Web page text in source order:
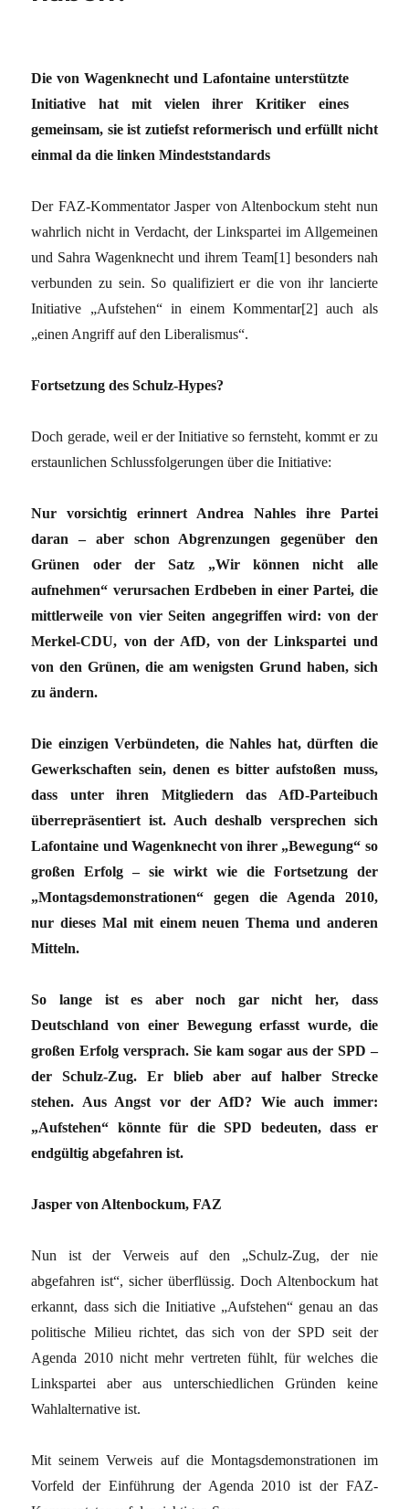
Die von Wagenknecht und Lafontaine unterstützte
Initiative hat mit vielen ihrer Kritiker eines
gemeinsam, sie ist zutiefst reformerisch und erfüllt nicht
einmal da die linken Mindeststandards
Der FAZ-Kommentator Jasper von Altenbockum steht nun
wahrlich nicht in Verdacht, der Linkspartei im Allgemeinen
und Sahra Wagenknecht und ihrem Team[1] besonders nah
verbunden zu sein. So qualifiziert er die von ihr lancierte
Initiative „Aufstehen“ in einem Kommentar[2] auch als
„einen Angriff auf den Liberalismus“.
Fortsetzung des Schulz-Hypes?
Doch gerade, weil er der Initiative so fernsteht, kommt er zu
erstaunlichen Schlussfolgerungen über die Initiative:
Nur vorsichtig erinnert Andrea Nahles ihre Partei
daran – aber schon Abgrenzungen gegenüber den
Grünen oder der Satz „Wir können nicht alle
aufnehmen“ verursachen Erdbeben in einer Partei, die
mittlerweile von vier Seiten angegriffen wird: von der
Merkel-CDU, von der AfD, von der Linkspartei und
von den Grünen, die am wenigsten Grund haben, sich
zu ändern.
Die einzigen Verbündeten, die Nahles hat, dürften die
Gewerkschaften sein, denen es bitter aufstoßen muss,
dass unter ihren Mitgliedern das AfD-Parteibuch
überrepräsentiert ist. Auch deshalb versprechen sich
Lafontaine und Wagenknecht von ihrer „Bewegung“ so
großen Erfolg – sie wirkt wie die Fortsetzung der
„Montagsdemonstrationen“ gegen die Agenda 2010,
nur dieses Mal mit einem neuen Thema und anderen
Mitteln.
So lange ist es aber noch gar nicht her, dass
Deutschland von einer Bewegung erfasst wurde, die
großen Erfolg versprach. Sie kam sogar aus der SPD –
der Schulz-Zug. Er blieb aber auf halber Strecke
stehen. Aus Angst vor der AfD? Wie auch immer:
„Aufstehen“ könnte für die SPD bedeuten, dass er
endgültig abgefahren ist.
Jasper von Altenbockum, FAZ
Nun ist der Verweis auf den „Schulz-Zug, der nie
abgefahren ist“, sicher überflüssig. Doch Altenbockum hat
erkannt, dass sich die Initiative „Aufstehen“ genau an das
politische Milieu richtet, das sich von der SPD seit der
Agenda 2010 nicht mehr vertreten fühlt, für welches die
Linkspartei aber aus unterschiedlichen Gründen keine
Wahlalternative ist.
Mit seinem Verweis auf die Montagsdemonstrationen im
Vorfeld der Einführung der Agenda 2010 ist der FAZ-